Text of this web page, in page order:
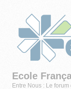
Ecole
Entre Nous : Le